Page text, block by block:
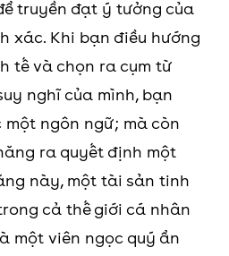
truyền đạt ý tưởng của
xác. Khi bạn điều hướng
tế và chọn ra cụm từ
nghĩ của mình, bạn
ngôn ngữ; mà còn
ra quyết định một
này, một tài sản tinh
cả thế giới cá nhân
một viên ngọc quý ẩn